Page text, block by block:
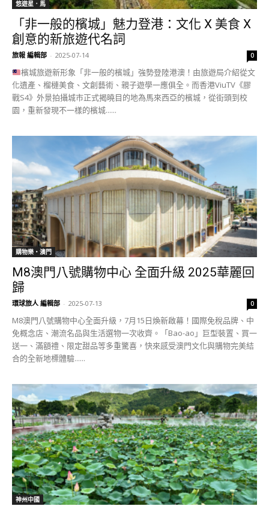
悠遊星．馬
「非一般的檳城」魅力登港：文化 X 美食 X
創意的新旅遊代名詞
旅報 編輯部 - 2025-07-14 0
檳城旅遊新形象「非一般的檳城」強勢登陸港澳！由旅遊局介紹從文
化遺產、榴槤美食、文創藝術、親子遊學一應俱全。而香港ViuTV《膠
戰S4》外景拍攝城市正式揭曉目的地為馬來西亞的檳城，從街頭到校
園，重新發現不一樣的檳城......
購物樂‧澳門
M8澳門八號購物中心 全面升級 2025華麗回
歸
環球旅人 編輯部 - 2025-07-13 0
M8澳門八號購物中心全面升級，7月15日煥新啟幕！國際免稅品牌、中
免概念店、潮流名品與生活選物一次收齊。「Bao-ao」巨型裝置、買一
送一、滿額禮、限定甜品等多重驚喜，快來感受澳門文化與購物完美結
合的全新地標體驗......
神州中國